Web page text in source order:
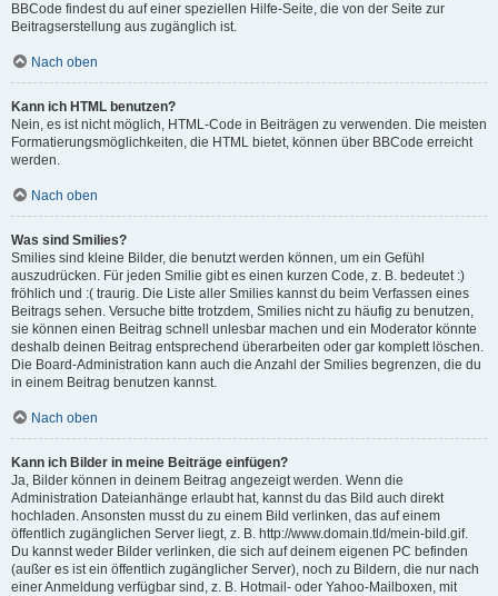
BBCode findest du auf einer speziellen Hilfe-Seite, die von der Seite zur
Beitragserstellung aus zugänglich ist.
Nach oben
Kann ich HTML benutzen?
Nein, es ist nicht möglich, HTML-Code in Beiträgen zu verwenden. Die meisten
Formatierungsmöglichkeiten, die HTML bietet, können über BBCode erreicht
werden.
Nach oben
Was sind Smilies?
Smilies sind kleine Bilder, die benutzt werden können, um ein Gefühl
auszudrücken. Für jeden Smilie gibt es einen kurzen Code, z. B. bedeutet :)
fröhlich und :( traurig. Die Liste aller Smilies kannst du beim Verfassen eines
Beitrags sehen. Versuche bitte trotzdem, Smilies nicht zu häufig zu benutzen,
sie können einen Beitrag schnell unlesbar machen und ein Moderator könnte
deshalb deinen Beitrag entsprechend überarbeiten oder gar komplett löschen.
Die Board-Administration kann auch die Anzahl der Smilies begrenzen, die du
in einem Beitrag benutzen kannst.
Nach oben
Kann ich Bilder in meine Beiträge einfügen?
Ja, Bilder können in deinem Beitrag angezeigt werden. Wenn die
Administration Dateianhänge erlaubt hat, kannst du das Bild auch direkt
hochladen. Ansonsten musst du zu einem Bild verlinken, das auf einem
öffentlich zugänglichen Server liegt, z. B. http://www.domain.tld/mein-bild.gif.
Du kannst weder Bilder verlinken, die sich auf deinem eigenen PC befinden
(außer es ist ein öffentlich zugänglicher Server), noch zu Bildern, die nur nach
einer Anmeldung verfügbar sind, z. B. Hotmail- oder Yahoo-Mailboxen, mit